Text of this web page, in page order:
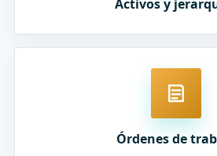
Activos y
Órdenes de